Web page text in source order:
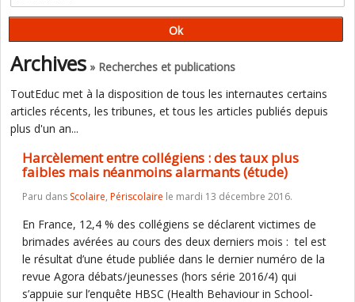
Archives » Recherches et publications
ToutEduc met à la disposition de tous les internautes certains
articles récents, les tribunes, et tous les articles publiés depuis
plus d'un an...
Harcèlement entre collégiens : des taux plus
faibles mais néanmoins alarmants (étude)
Paru dans Scolaire, Périscolaire le mardi 13 décembre 2016.
En France, 12,4 % des collégiens se déclarent victimes de
brimades avérées au cours des deux derniers mois : tel est
le résultat d’une étude publiée dans le dernier numéro de la
revue Agora débats/jeunesses (hors série 2016/4) qui
s’appuie sur l’enquête HBSC (Health Behaviour in School-